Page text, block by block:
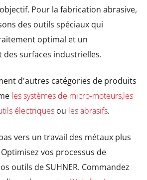
Pour la fabrication abrasive,
des outils spéciaux qui
optimal et un
surfaces industrielles.
d'autres catégories de produits
les systèmes de micro-moteurs,les
électriques ou les abrasifs.
vers un travail des métaux plus
vos processus de
outils de SUHNER. Commandez